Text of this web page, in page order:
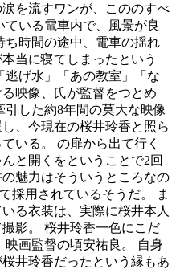
を流すワンが、こののすべ
いる電車内で、風景が良
ち時間の途中、電車の揺れ
当に寝てしまったという
逃げ水」「あの教室」「な
映像、氏が監督をつとめ
した約8年間の莫大な映像
、今現在の桜井玲香と照ら
いる。 の扉から出て行く
と開くをということで2回
魅力はそういうところなの
採用されているそうだ。 ま
る衣装は、実際に桜井本人
影。 桜井玲香一色にこだ
映画監督の頃安祐良。 自身
井玲香だったという縁もあ